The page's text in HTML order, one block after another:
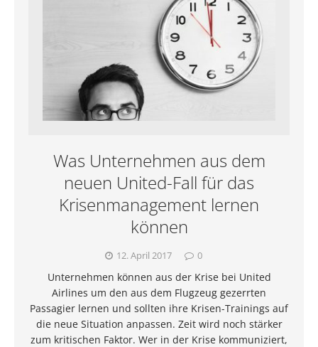
Was Unternehmen aus dem
neuen United-Fall für das
Krisenmanagement lernen
können
12. April 2017 0
Unternehmen können aus der Krise bei United
Airlines um den aus dem Flugzeug gezerrten
Passagier lernen und sollten ihre Krisen-Trainings auf
die neue Situation anpassen. Zeit wird noch stärker
zum kritischen Faktor. Wer in der Krise kommuniziert,